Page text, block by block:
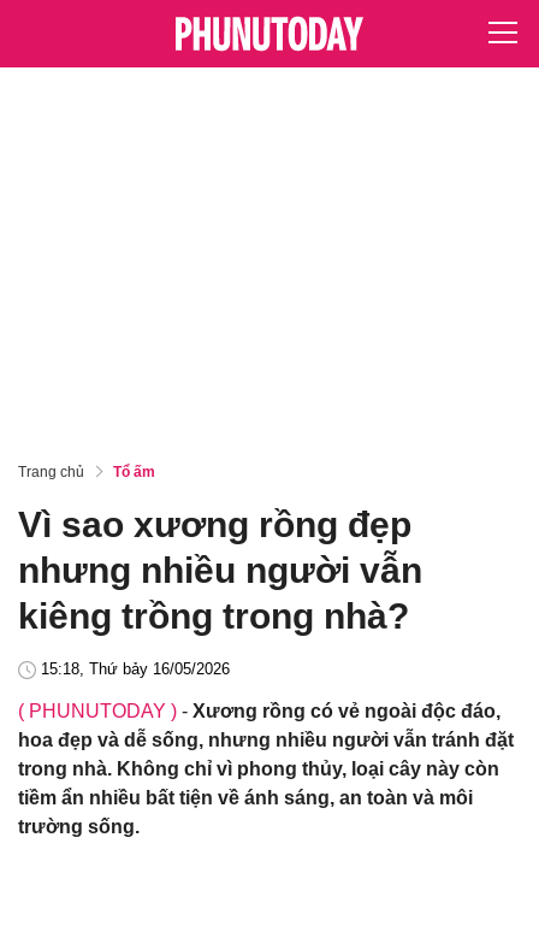
Trang chủ Tổ ấm
Vì sao xương rồng đẹp
nhưng nhiều người vẫn
kiêng trồng trong nhà?
15:18, Thứ bảy 16/05/2026
( PHUNUTODAY ) - Xương rồng có vẻ ngoài độc đáo,
hoa đẹp và dễ sống, nhưng nhiều người vẫn tránh đặt
trong nhà. Không chỉ vì phong thủy, loại cây này còn
tiềm ẩn nhiều bất tiện về ánh sáng, an toàn và môi
trường sống.